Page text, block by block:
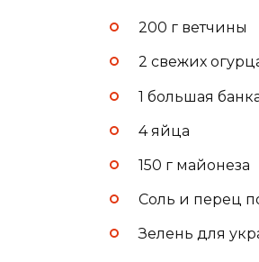
200 г ветчины
2 свежих
1 большая
4 яйца
150 г майонеза
Соль и перец
Зелень для